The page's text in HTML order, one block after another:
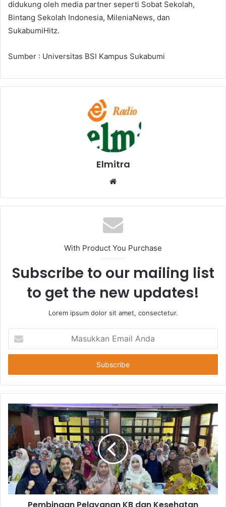
didukung oleh media partner seperti Sobat Sekolah,
Bintang Sekolah Indonesia, MileniaNews, dan
SukabumiHitz.
Sumber : Universitas BSI Kampus Sukabumi
Elmitra
Website
With Product You Purchase
Subscribe to our mailing list
to get the new updates!
Lorem ipsum dolor sit amet, consectetur.
Email
Anda
Pembinaan Pelayanan KB dan Kesehatan